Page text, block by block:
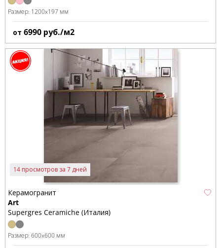
Размер: 1200x197 мм
от 6990 руб./м2
14 просмотров за 7 дней
Керамогранит
Art
Supergres Ceramiche (Италия)
Размер: 600x600 мм